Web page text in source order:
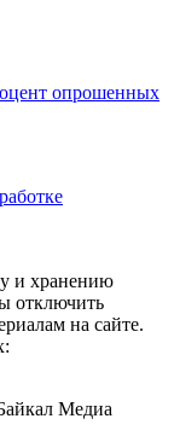
опрошенных
и хранению
отключить
на сайте.
Медиа